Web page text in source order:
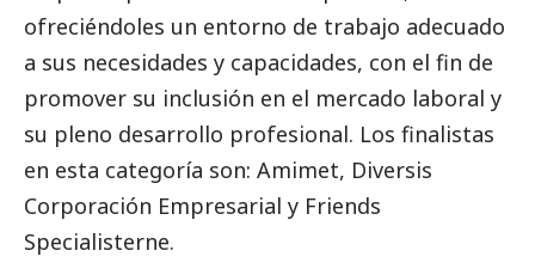
ofreciéndoles un entorno de trabajo adecuado
a sus necesidades y capacidades, con el fin de
promover su inclusión en el mercado laboral y
su pleno desarrollo profesional. Los finalistas
en esta categoría son: Amimet, Diversis
Corporación Empresarial y Friends
Specialisterne.